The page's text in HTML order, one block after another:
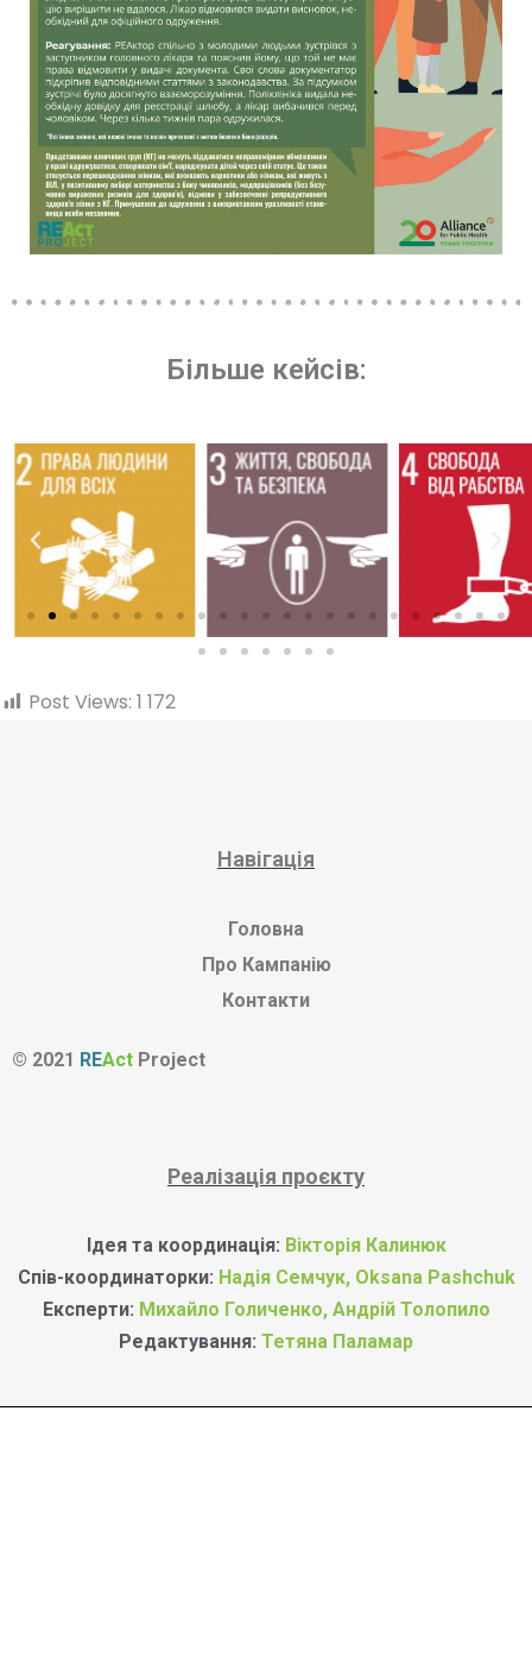
Більше кейсів:
Post Views: 1 172
Навігація
Головна
Про Кампанію
Контакти
© 2021 REAct Project
Реалізація проєкту
Ідея та координація: Вікторія Калинюк
Спів-координаторки: Надія Семчук, Oksana Pashchuk
Eксперти: Михайло Голиченко, Андрій Толопило
Редактування: Тетяна Паламар